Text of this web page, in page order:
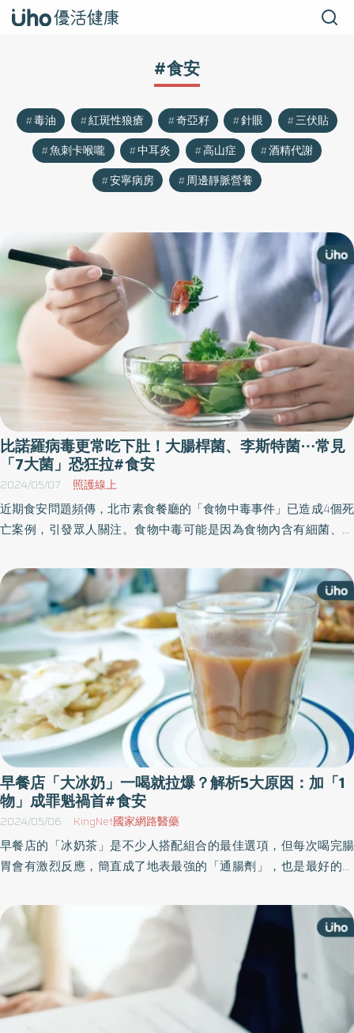
#食安
毒油 紅斑性狼瘡 奇亞籽 針眼
三伏貼
魚刺卡喉嚨
中耳炎 高山症
酒精代謝
安寧病房
周邊靜脈營養
比諾羅病毒更常吃下肚！大腸桿菌、李斯特菌⋯常見
「7大菌」恐狂拉#食安
2024/05/07 照護線上
近期食安問題頻傳，北市素食餐廳的「食物中毒事件」已造成4個死
亡案例，引發眾人關注。食物中毒可能是因為食物內含有細菌、病
不適。另外，食物中毒也可能與細菌製作出的毒素有關。《優活健
康網》特摘食物中毒常見致病菌與症狀解析，提供給民眾參考。
早餐店「大冰奶」一喝就拉爆？解析5大原因：加「1
物」成罪魁禍首#食安
2024/05/06 KingNet國家網路醫藥
早餐店的「冰奶茶」是不少人搭配組合的最佳選項，但每次喝完腸
胃會有激烈反應，簡直成了地表最強的「通腸劑」，也是最好的便
店冰奶茶喝了就拉的原因，並分享挑選奶茶的方法，幫助民眾守護
腸胃，不再讓腸胃翻滾一整天。